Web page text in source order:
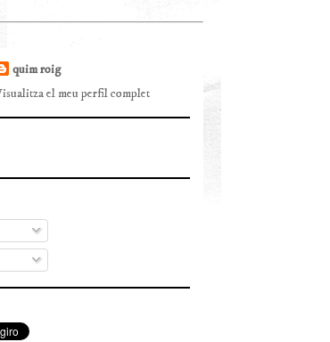
quim roig
el meu perfil complet